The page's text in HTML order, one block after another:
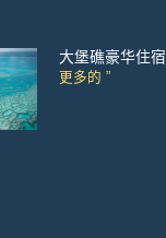
大堡礁豪华住宿
更多的 ”